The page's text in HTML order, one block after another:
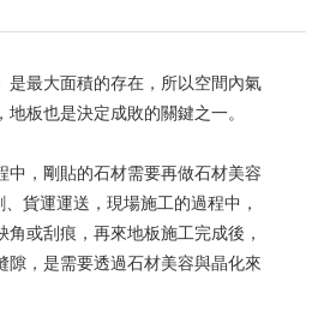
是最大面積的存在，所以空間內氣
板也是決定成敗的關鍵之一。
中，剛貼的石材需要再做石材美容
貨運運送，現場施工的過程中，
角或刮痕，再來地板施工完成後，
隙，是需要透過石材美容與晶化來